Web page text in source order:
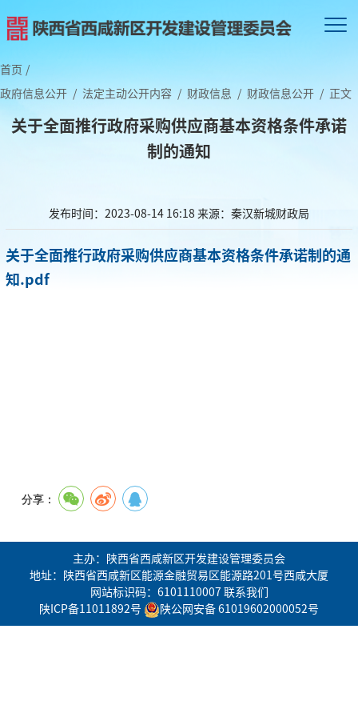
首页 /
政府信息公开 / 法定主动公开内容 / 财政信息 / 财政信息公开 / 正文
关于全面推行政府采购供应商基本资格条件承诺
制的通知
发布时间：2023-08-14 16:18 来源：秦汉新城财政局
关于全面推行政府采购供应商基本资格条件承诺制的通
知.pdf
分享：
主办：陕西省西咸新区开发建设管理委员会
地址：陕西省西咸新区能源金融贸易区能源路201号西咸大厦
网站标识码：6101110007 联系我们
陕ICP备11011892号
陕公网安备 61019602000052号